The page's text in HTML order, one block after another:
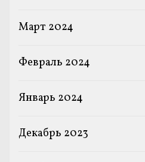
Март 2024
Февраль 2024
Январь 2024
Декабрь 2023